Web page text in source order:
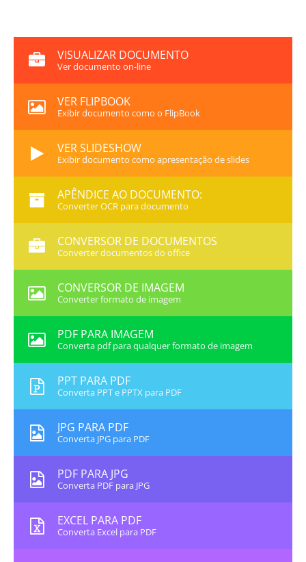
VISUALIZAR DOCUMENTO
Ver documento on-line
VER FLIPBOOK
Exibir documento como o FlipBook
VER SLIDESHOW
Exibir documento como apresentação de slides
APÊNDICE AO DOCUMENTO:
Converter OCR para documento
CONVERSOR DE DOCUMENTOS
Converter documentos do office
CONVERSOR DE IMAGEM
Converter formato de imagem
PDF PARA IMAGEM
Converta pdf para qualquer formato de imagem
PPT PARA PDF
Converta PPT e PPTX para PDF
JPG PARA PDF
Converta JPG para PDF
PDF PARA JPG
Converta PDF para JPG
EXCEL PARA PDF
Converta Excel para PDF